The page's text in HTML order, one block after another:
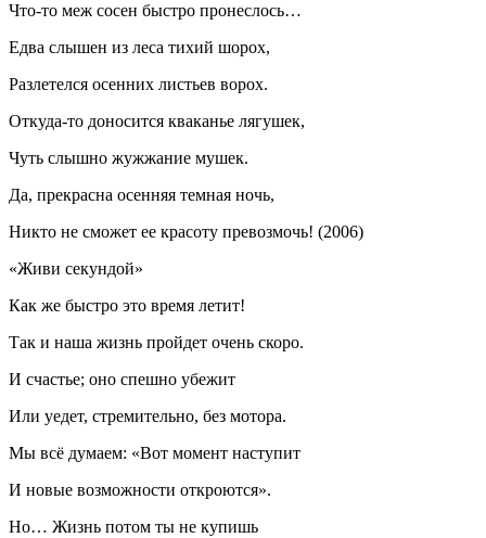
Что-то меж сосен быстро пронеслось…
Едва слышен из леса тихий шорох,
Разлетелся осенних листьев ворох.
Откуда-то доносится кваканье лягушек,
Чуть слышно жужжание мушек.
Да, прекрасна осенняя темная ночь,
Никто не сможет ее красоту превозмочь! (2006)
«Живи секундой»
Как же быстро это время летит!
Так и наша жизнь пройдет очень скоро.
И счастье; оно спешно убежит
Или уедет, стремительно, без мотора.
Мы всё думаем: «Вот момент наступит
И новые возможности откроются».
Но… Жизнь потом ты не купишь